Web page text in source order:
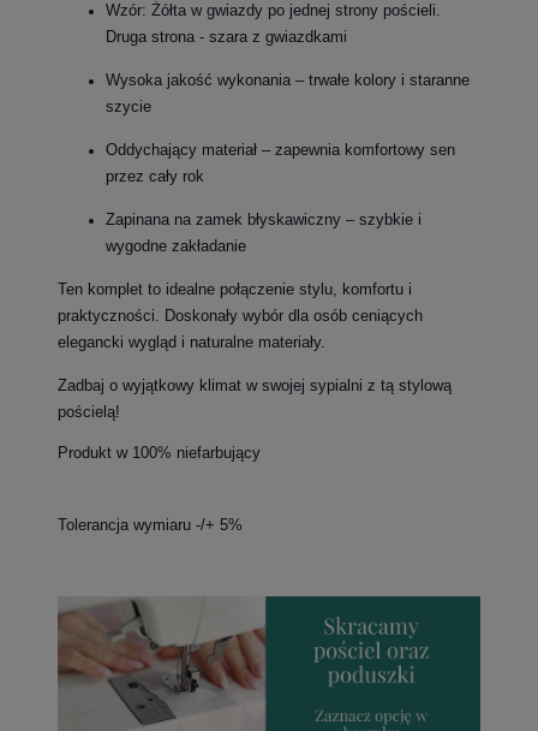
Wzór: Żółta w gwiazdy po jednej strony pościeli.
Druga strona - szara z gwiazdkami
Wysoka jakość wykonania – trwałe kolory i staranne
szycie
Oddychający materiał – zapewnia komfortowy sen
przez cały rok
Zapinana na zamek błyskawiczny – szybkie i
wygodne zakładanie
Ten komplet to idealne połączenie stylu, komfortu i
praktyczności. Doskonały wybór dla osób ceniących
elegancki wygląd i naturalne materiały.
Zadbaj o wyjątkowy klimat w swojej sypialni z tą stylową
pościelą!
Produkt w 100% niefarbujący
Tolerancja wymiaru -/+ 5%